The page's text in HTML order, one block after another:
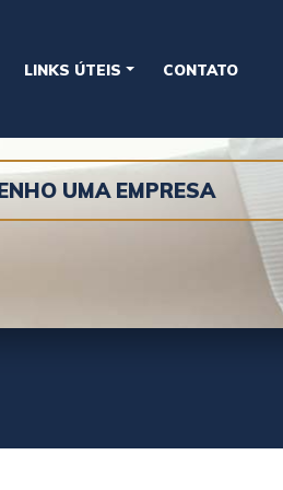
LINKS ÚTEIS CONTATO
UMA EMPRESA